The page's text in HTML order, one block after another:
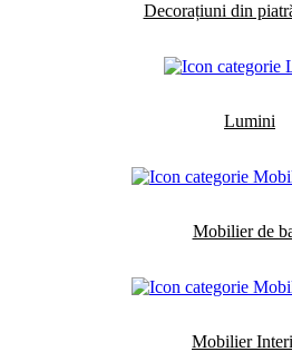
Decorațiuni din
Lumini
Mobilier de
Mobilier